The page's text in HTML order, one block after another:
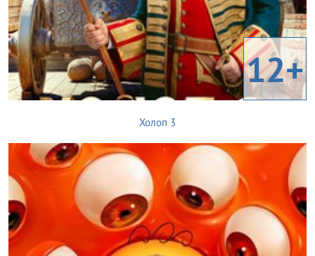
12+
Холоп 3